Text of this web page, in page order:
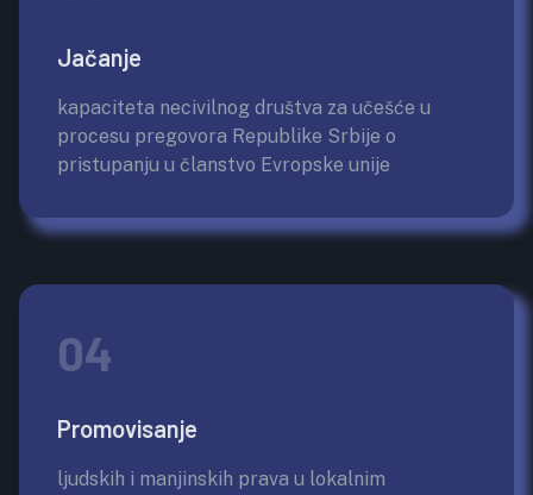
Jačanje
kapaciteta necivilnog društva za učešće u
procesu pregovora Republike Srbije o
pristupanju u članstvo Evropske unije
04
Promovisanje
ljudskih i manjinskih prava u lokalnim